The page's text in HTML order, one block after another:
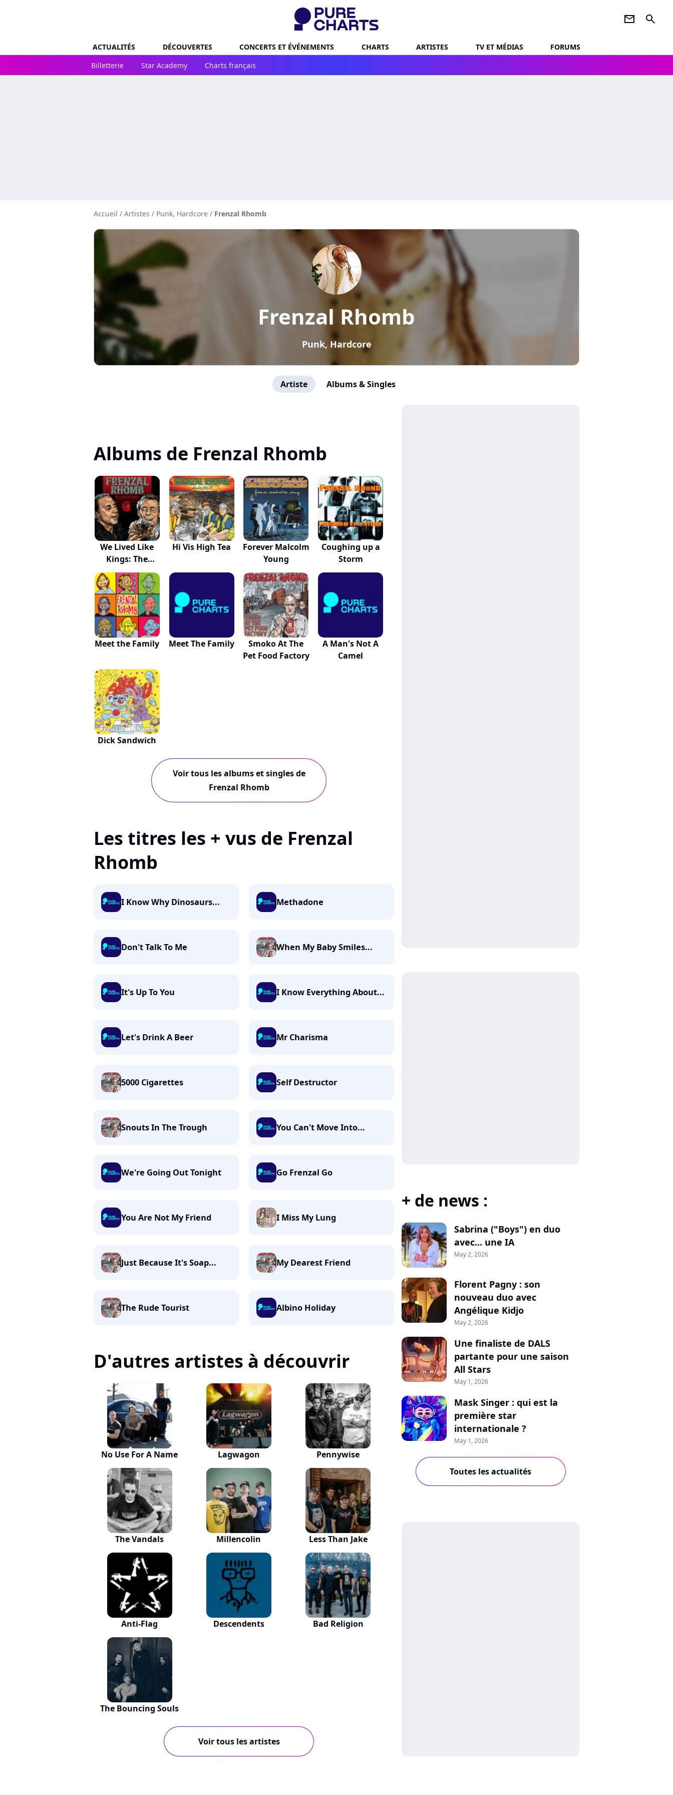
newsletter search
ACTUALITÉS DÉCOUVERTES CONCERTS ET ÉVÉNEMENTS CHARTS ARTISTES TV ET MÉDIAS
FORUMS
Billetterie
Star Academy Charts français
Accueil / Artistes / Punk, Hardcore / Frenzal Rhomb
Frenzal Rhomb
Punk, Hardcore
Artiste Albums & Singles
Albums de Frenzal Rhomb
We Lived Like
Kings: The
Best...
Hi Vis High Tea
Forever Malcolm
Young
Coughing up a
Storm
Meet the Family Meet The Family
Smoko At The
Pet Food Factory
A Man's Not A
Camel
Dick Sandwich
Voir tous les albums et singles de
Frenzal Rhomb
Les titres les + vus de Frenzal
Rhomb
I Know Why Dinosaurs... Methadone
Don't Talk To Me When My Baby Smiles...
It's Up To You I Know Everything About...
Let's Drink A Beer Mr Charisma
5000 Cigarettes Self Destructor
Snouts In The Trough You Can't Move Into...
We're Going Out Tonight Go Frenzal Go
You Are Not My Friend I Miss My Lung
Just Because It's Soap... My Dearest Friend
The Rude Tourist Albino Holiday
D'autres artistes à découvrir
No Use For A Name Lagwagon Pennywise
The Vandals Millencolin Less Than Jake
Anti-Flag Descendents Bad Religion
The Bouncing Souls
Voir tous les artistes
+ de news :
Sabrina ("Boys") en duo
avec... une IA
May 2, 2026
Florent Pagny : son
nouveau duo avec
Angélique Kidjo
May 2, 2026
Une finaliste de DALS
partante pour une saison
All Stars
May 1, 2026
Mask Singer : qui est la
première star
internationale ?
May 1, 2026
Toutes les actualités